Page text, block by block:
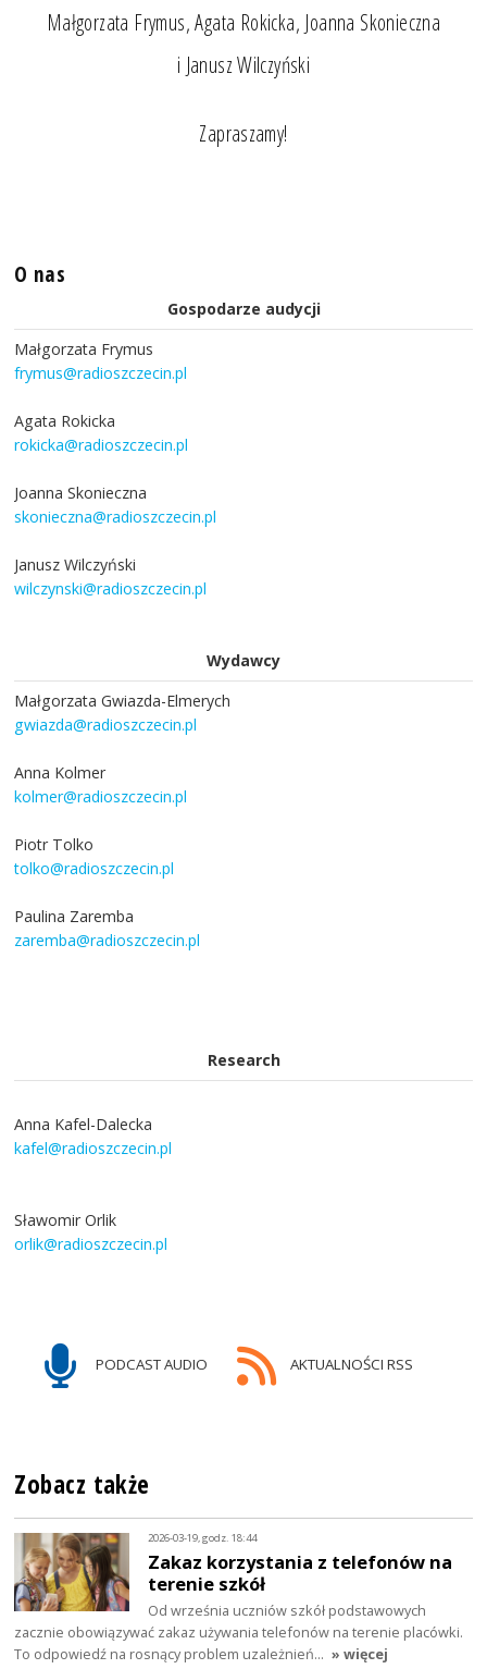
Małgorzata Frymus, Agata Rokicka, Joanna Skonieczna
i Janusz Wilczyński
Zapraszamy!
O nas
Gospodarze audycji
Małgorzata Frymus
frymus@radioszczecin.pl
Agata Rokicka
rokicka@radioszczecin.pl
Joanna Skonieczna
skonieczna@radioszczecin.pl
Janusz Wilczyński
wilczynski@radioszczecin.pl
Wydawcy
Małgorzata Gwiazda-Elmerych
gwiazda@radioszczecin.pl
Anna Kolmer
kolmer@radioszczecin.pl
Piotr Tolko
tolko@radioszczecin.pl
Paulina Zaremba
zaremba@radioszczecin.pl
Research
Anna Kafel-Dalecka
kafel@radioszczecin.pl
Sławomir Orlik
orlik@radioszczecin.pl
PODCAST AUDIO AKTUALNOŚCI RSS
Zobacz także
2026-03-19, godz. 18:44
Zakaz korzystania z telefonów na
terenie szkół
Od września uczniów szkół podstawowych
zacznie obowiązywać zakaz używania telefonów na terenie placówki.
To odpowiedź na rosnący problem uzależnień… » więcej